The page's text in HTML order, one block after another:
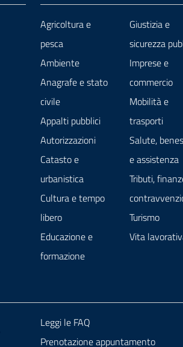
Agricoltura e
pesca
Ambiente
Anagrafe e stato
civile
Appalti pubblici
Autorizzazioni
Catasto e
urbanistica
Cultura e tempo
libero
Educazione e
formazione
Giustizia e
sicurezza
Imprese e
commercio
Mobilità e
trasporti
Salute,
e assistenza
Tributi,
Turismo
Vita
Leggi le FAQ
Prenotazione appuntamento